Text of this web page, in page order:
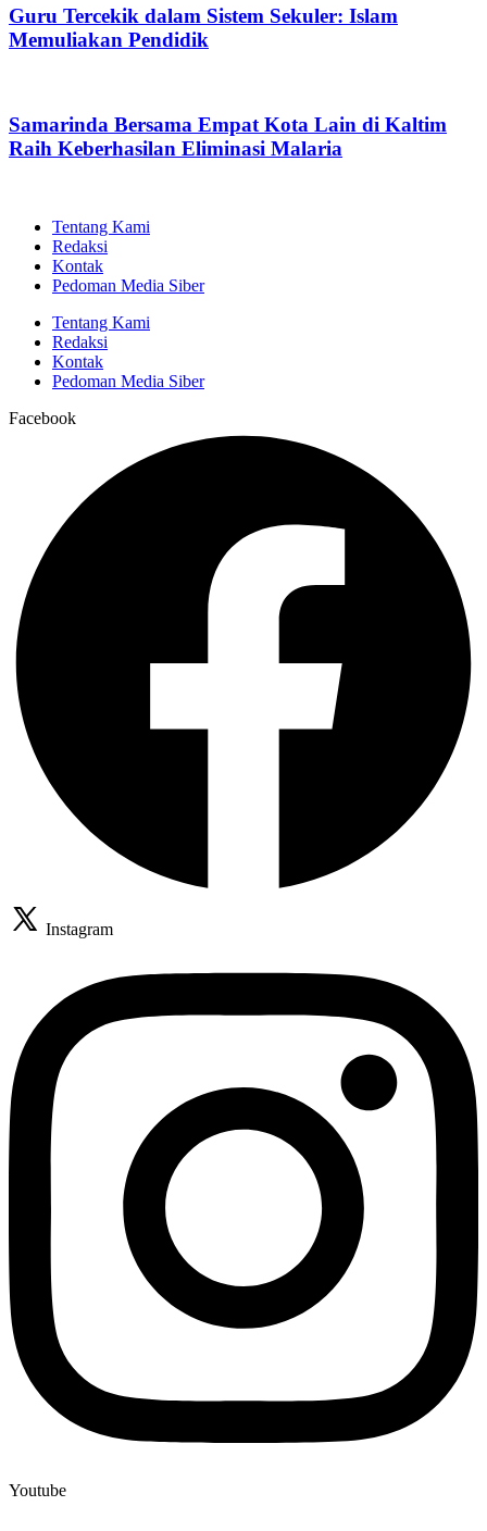
Guru Tercekik dalam Sistem Sekuler: Islam
Memuliakan Pendidik
Samarinda Bersama Empat Kota Lain di Kaltim
Raih Keberhasilan Eliminasi Malaria
Tentang Kami
Redaksi
Kontak
Pedoman Media Siber
Tentang Kami
Redaksi
Kontak
Pedoman Media Siber
Facebook
Instagram
Youtube